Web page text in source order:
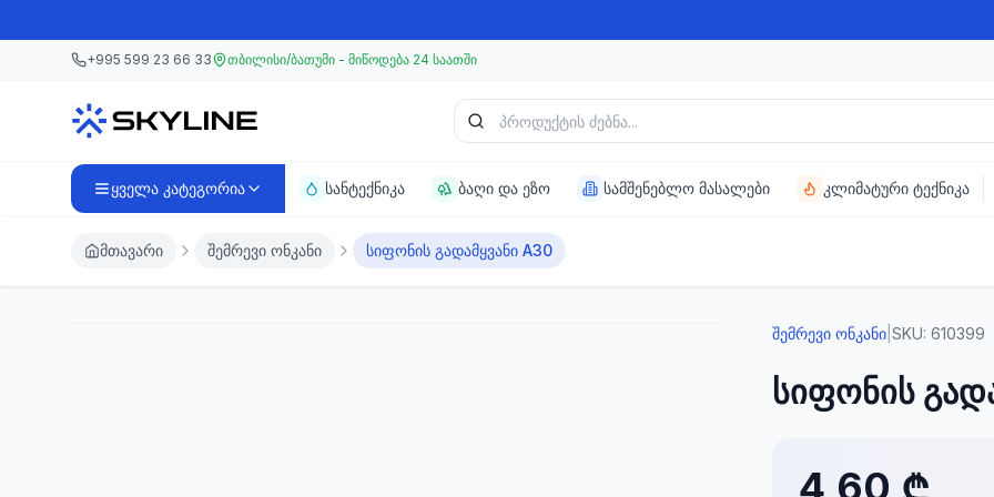
მთავარ კონტენტზე გადასვლა
+995 599 23 66 33 თბილისი/ბათუმი - მიწოდება 24 საათში
პროდუქტის ძებნა
ყველა კატეგორია სანტექნიკა ბაღი და ეზო სამშენებლო მასალები კლიმატური ტექნიკა
მთავარი შემრევი ონკანი სიფონის გადამყვანი A30
შემრევი ონკანი SKU: 610399
სიფონის
4,60 ₾